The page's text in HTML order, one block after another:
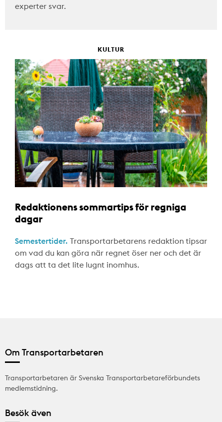
experter svar.
KULTUR
Redaktionens sommartips för regniga
dagar
Semestertider. Transportarbetarens redaktion tipsar
om vad du kan göra när regnet öser ner och det är
dags att ta det lite lugnt inomhus.
Om Transportarbetaren
Transportarbetaren är Svenska Transportarbetareförbundets
medlemstidning.
Besök även